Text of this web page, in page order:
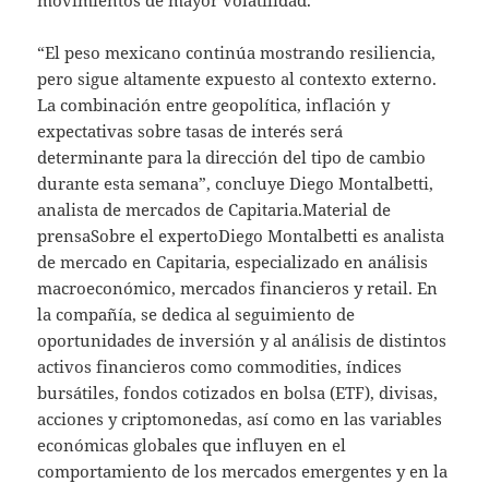
“El peso mexicano continúa mostrando resiliencia,
pero sigue altamente expuesto al contexto externo.
La combinación entre geopolítica, inflación y
expectativas sobre tasas de interés será
determinante para la dirección del tipo de cambio
durante esta semana”, concluye Diego Montalbetti,
analista de mercados de Capitaria.Material de
prensaSobre el expertoDiego Montalbetti es analista
de mercado en Capitaria, especializado en análisis
macroeconómico, mercados financieros y retail. En
la compañía, se dedica al seguimiento de
oportunidades de inversión y al análisis de distintos
activos financieros como commodities, índices
bursátiles, fondos cotizados en bolsa (ETF), divisas,
acciones y criptomonedas, así como en las variables
económicas globales que influyen en el
comportamiento de los mercados emergentes y en la